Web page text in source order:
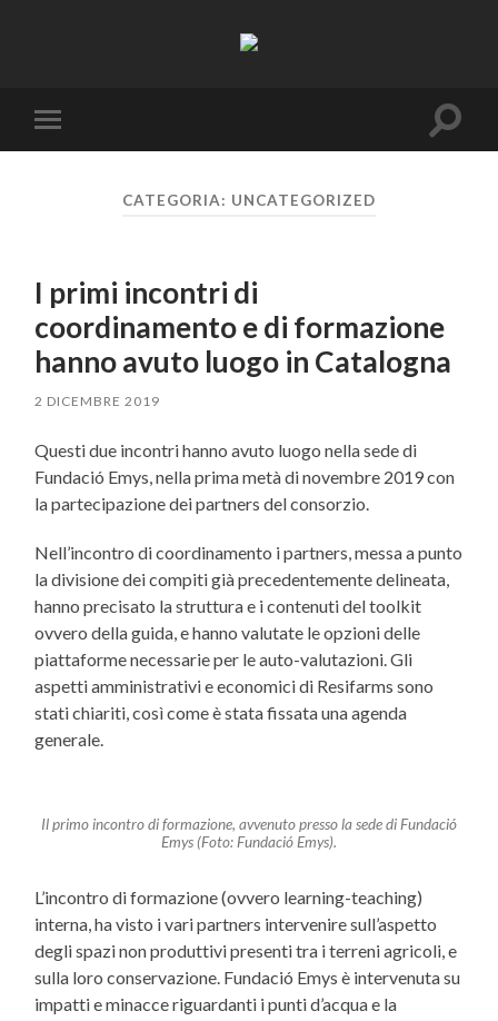
Resifarms
Toggle
mobile
Toggle
CATEGORIA: UNCATEGORIZED
I primi incontri di
coordinamento e di formazione
hanno avuto luogo in Catalogna
2 DICEMBRE 2019
Questi due incontri hanno avuto luogo nella sede di
Fundació Emys, nella prima metà di novembre 2019 con
la partecipazione dei partners del consorzio.
Nell’incontro di coordinamento i partners, messa a punto
la divisione dei compiti già precedentemente delineata,
hanno precisato la struttura e i contenuti del toolkit
ovvero della guida, e hanno valutate le opzioni delle
piattaforme necessarie per le auto-valutazioni. Gli
aspetti amministrativi e economici di Resifarms sono
stati chiariti, così come è stata fissata una agenda
generale.
Il primo incontro di formazione, avvenuto presso la sede di Fundació
Emys (Foto: Fundació Emys).
L’incontro di formazione (ovvero learning-teaching)
interna, ha visto i vari partners intervenire sull’aspetto
degli spazi non produttivi presenti tra i terreni agricoli, e
sulla loro conservazione. Fundació Emys è intervenuta su
impatti e minacce riguardanti i punti d’acqua e la